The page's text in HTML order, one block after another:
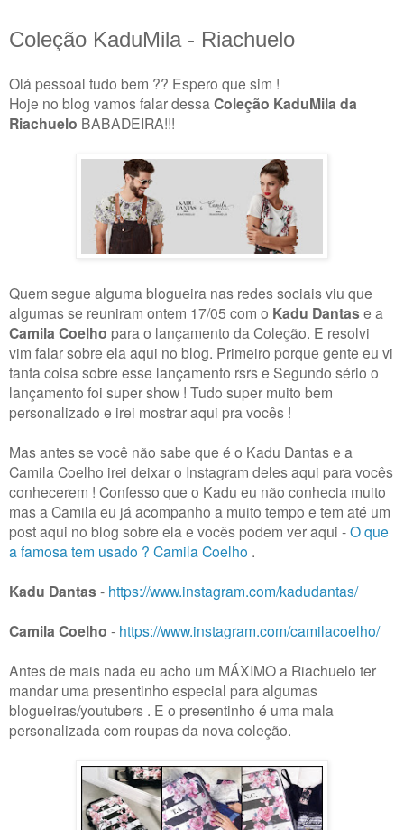
Coleção KaduMila - Riachuelo
Olá pessoal tudo bem ?? Espero que sim !
Hoje no blog vamos falar dessa Coleção KaduMila da
Riachuelo BABADEIRA!!!
Quem segue alguma blogueira nas redes sociais viu que
algumas se reuniram ontem 17/05 com o Kadu Dantase a
Camila Coelho para o lançamento da Coleção. E resolvi
vim falar sobre ela aqui no blog. Primeiro porque gente eu vi
tanta coisa sobre esse lançamento rsrs e Segundo sério o
lançamento foi super show ! Tudo super muito bem
personalizado e irei mostrar aqui pra vocês !
Mas antes se você não sabe que é o Kadu Dantas e a
Camila Coelho irei deixar o Instagram deles aqui para vocês
conhecerem ! Confesso que o Kadu eu não conhecia muito
mas a Camila eu já acompanho a muito tempo e tem até um
post aqui no blog sobre ela e vocês podem ver aqui -O que
a famosa tem usado ? Camila Coelho .
Kadu Dantas- https://www.instagram.com/kadudantas/
Camila Coelho - https://www.instagram.com/camilacoelho/
Antes de mais nada eu acho um MÁXIMO a Riachuelo ter
mandar uma presentinho especial para algumas
blogueiras/youtubers . E o presentinho é uma mala
personalizada com roupas da nova coleção.